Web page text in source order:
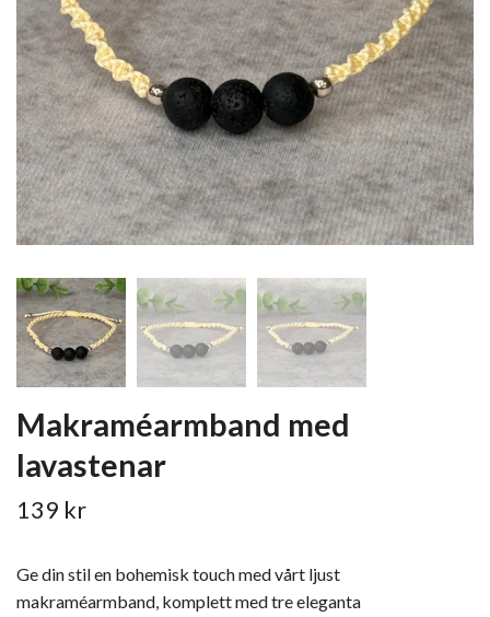
Makraméarmband med
lavastenar
139 kr
Ge din stil en bohemisk touch med vårt ljust
makraméarmband, komplett med tre eleganta